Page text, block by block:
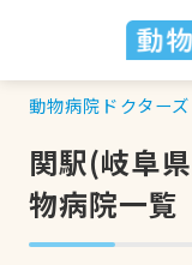
動物病院ドクター
関駅(岐阜
物病院一覧